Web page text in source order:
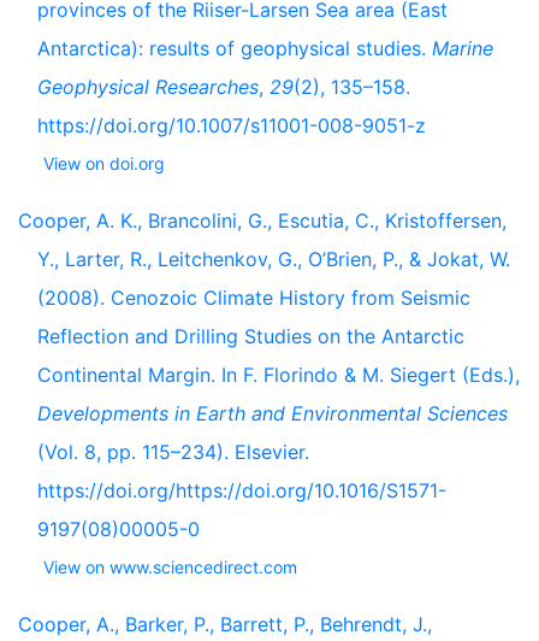
provinces of the Riiser-Larsen Sea area (East
Antarctica): results of geophysical studies. Marine
Geophysical Researches, 29(2), 135–158.
https://doi.org/10.1007/s11001-008-9051-z
View on doi.org
Cooper, A. K., Brancolini, G., Escutia, C., Kristoffersen,
Y., Larter, R., Leitchenkov, G., O’Brien, P., & Jokat, W.
(2008). Cenozoic Climate History from Seismic
Reflection and Drilling Studies on the Antarctic
Continental Margin. In F. Florindo & M. Siegert (Eds.),
Developments in Earth and Environmental Sciences
(Vol. 8, pp. 115–234). Elsevier.
https://doi.org/https://doi.org/10.1016/S1571-
9197(08)00005-0
View on www.sciencedirect.com
Cooper, A., Barker, P., Barrett, P., Behrendt, J.,